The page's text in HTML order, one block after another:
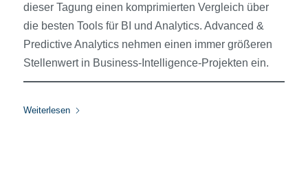
dieser Tagung einen komprimierten Vergleich über
die besten Tools für BI und Analytics. Advanced &
Predictive Analytics nehmen einen immer größeren
Stellenwert in Business-Intelligence-Projekten ein.
Weiterlesen